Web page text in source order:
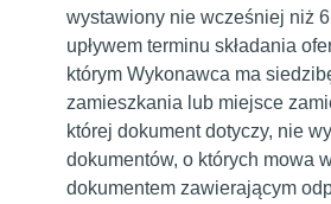
wystawiony nie wcześniej niż
upływem terminu składania
którym Wykonawca ma
zamieszkania lub miejsce
której dokument dotyczy, nie
dokumentów, o których mowa
dokumentem zawierającym